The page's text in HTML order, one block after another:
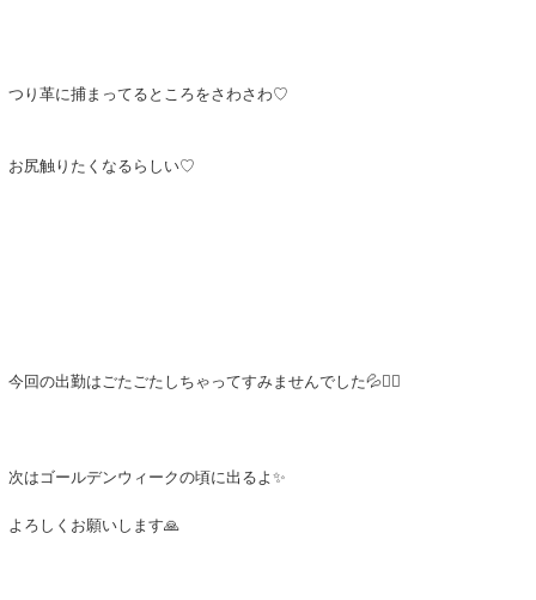
つり革に捕まってるところをさわさわ♡
お尻触りたくなるらしい♡
今回の出勤はごたごたしちゃってすみませんでした💦🙇‍♂️
次はゴールデンウィークの頃に出るよ✨
よろしくお願いします🙏